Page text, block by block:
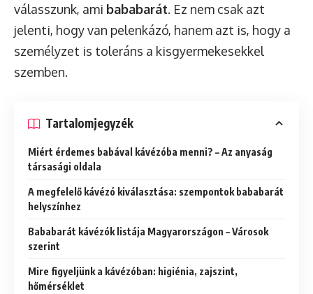
válasszunk, ami bababarát. Ez nem csak azt
jelenti, hogy van pelenkázó, hanem azt is, hogy a
személyzet is toleráns a kisgyermekesekkel
szemben.
Tartalomjegyzék
Miért érdemes babával kávézóba menni? – Az anyaság
társasági oldala
A megfelelő kávézó kiválasztása: szempontok bababarát
helyszínhez
Bababarát kávézók listája Magyarországon – Városok
szerint
Mire figyeljünk a kávézóban: higiénia, zajszint,
hőmérséklet